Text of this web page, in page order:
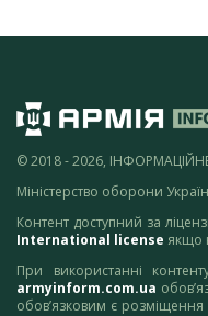
© 2018 - 2026,
Міністерство оборони
Контент доступний за
International license якщо
При використанні
armyinform.com.ua
обов’язковим є